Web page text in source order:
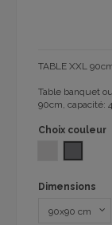
TABLE XXL
Table banquet
90cm, capacité:
Choix couleur
Dimensions